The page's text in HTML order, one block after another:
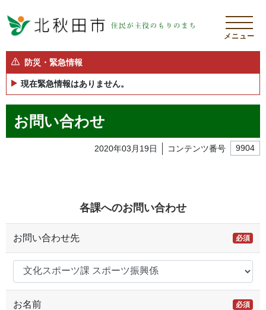
メニュー
防災・緊急情報
現在緊急情報はありません。
お問い合わせ
2020年03月19日 コンテンツ番号 9904
各課へのお問い合わせ
お問い合わせ先 必須
お名前 必須